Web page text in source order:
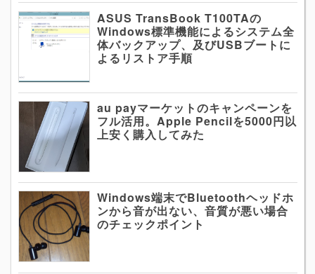
ASUS TransBook T100TAの
Windows標準機能によるシステム全
体バックアップ、及びUSBブートに
よるリストア手順
au payマーケットのキャンペーンを
フル活用。Apple Pencilを5000円以
上安く購入してみた
Windows端末でBluetoothヘッドホ
ンから音が出ない、音質が悪い場合
のチェックポイント